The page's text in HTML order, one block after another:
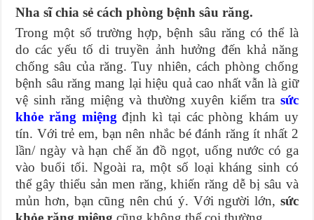
Nha sĩ chia sẻ cách phòng bệnh sâu răng.
Trong một số trường hợp, bệnh sâu răng có thể là
do các yếu tố di truyền ảnh hưởng đến khả năng
chống sâu của răng. Tuy nhiên, cách phòng chống
bệnh sâu răng mang lại hiệu quả cao nhất vẫn là giữ
vệ sinh răng miệng và thường xuyên kiểm tra sức
khỏe răng miệng định kì tại các phòng khám uy
tín. Với trẻ em, bạn nên nhắc bé đánh răng ít nhất 2
lần/ ngày và hạn chế ăn đồ ngọt, uống nước có ga
vào buổi tối. Ngoài ra, một số loại kháng sinh có
thể gây thiểu sản men răng, khiến răng dễ bị sâu và
mủn hơn, bạn cũng nên chú ý. Với người lớn, sức